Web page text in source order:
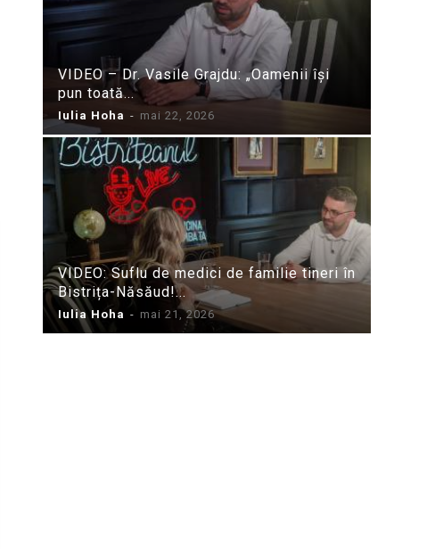
VIDEO – Dr. Vasile Grajdu: „Oamenii își
pun toată...
Iulia Hoha - mai 22, 2026
VIDEO: Suflu de medici de familie tineri în
Bistrița-Năsăud!...
Iulia Hoha - mai 21, 2026